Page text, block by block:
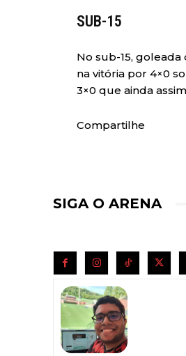
SUB-15
No sub-15,
na vitória por 4×0
3×0 que ainda
Compartilhe
SIGA O ARENA